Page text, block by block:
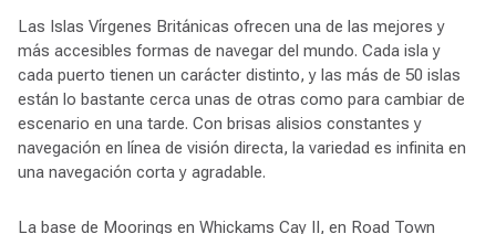
Las Islas Vírgenes Británicas ofrecen una de las mejores y
más accesibles formas de navegar del mundo. Cada isla y
cada puerto tienen un carácter distinto, y las más de 50 islas
están lo bastante cerca unas de otras como para cambiar de
escenario en una tarde. Con brisas alisios constantes y
navegación en línea de visión directa, la variedad es infinita en
una navegación corta y agradable.
La base de Moorings en Whickams Cay II, en Road Town